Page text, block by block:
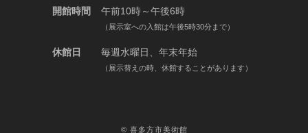
開館時間 午前10時～午後6時
（展示室への入館は午後5時30分まで）
休館日 毎週水曜日、年末年始
（展示替えの時、休館することがあります）
© 喜多方市美術館